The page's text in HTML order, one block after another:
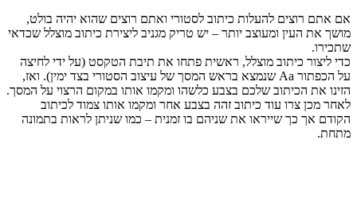
אם אתם רוצים להעלות כיתוב לסטורי ואתם רוצים שהוא יהיה בולט,
מושך את העין ומעוצב יותר – יש טריק מגניב ליצירת כיתוב מוצלל שכדאי
שתכירו.
כדי ליצור כיתוב מוצלל, ראשית פתחו את תיבת הטקסט (על ידי לחיצה
על הכפתור Aa שנמצא בראש המסך של עיצוב הסטורי בצד ימין). ואז,
הזינו את הכיתוב שלכם בצבע כלשהו ומקמו אותו במקום הרצוי על המסך.
לאחר מכן צרו עוד כיתוב זהה בצבע אחר ומקמו אותו צמוד לכיתוב
הקודם אך כך שייראו את שניהם בו זמנית – כמו שניתן לראות בתמונה
מתחת.